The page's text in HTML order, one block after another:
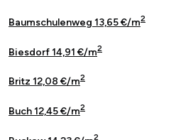
Baumschulenweg 13,65 €/m2
Biesdorf 14,91 €/m2
Britz 12,08 €/m2
Buch 12,45 €/m2
2